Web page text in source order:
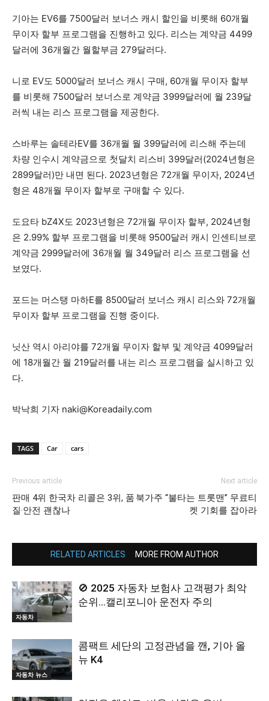
기아는 EV6를 7500달러 보너스 캐시 할인을 비롯해 60개월
무이자 할부 프로그램을 진행하고 있다. 리스는 계약금 4499
달러에 36개월간 월할부금 279달러다.
니로 EV도 5000달러 보너스 캐시 구매, 60개월 무이자 할부
를 비롯해 7500달러 보너스로 계약금 3999달러에 월 239달
러씩 내는 리스 프로그램을 제공한다.
스바루는 솔테라EV를 36개월 월 399달러에 리스해 주는데
차량 인수시 계약금으로 첫달치 리스비 399달러(2024년형은
2899달러)만 내면 된다. 2023년형은 72개월 무이자, 2024년
형은 48개월 무이자 할부로 구매할 수 있다.
도요타 bZ4X도 2023년형은 72개월 무이자 할부, 2024년형
은 2.99% 할부 프로그램을 비롯해 9500달러 캐시 인센티브로
계약금 2999달러에 36개월 월 349달러 리스 프로그램을 선
보였다.
포드는 머스탱 마하E를 8500달러 보너스 캐시 리스와 72개월
무이자 할부 프로그램을 진행 중이다.
닛산 역시 아리야를 72개월 무이자 할부 및 계약금 4099달러
에 18개월간 월 219달러를 내는 리스 프로그램을 실시하고 있
다.
박낙희 기자 naki@Koreadaily.com
TAGS Car cars
Previous article
판매 4위 한국차 리콜은 3위, 품
질·안전 괜찮나
Next article
북가주 “불타는 트롯맨” 무료티
켓 기회를 잡아라
RELATED ARTICLES MORE FROM AUTHOR
자동차
🚫 2025 자동차 보험사 고객평가 최악
순위…캘리포니아 운전자 주의
자동차 뉴스
콤팩트 세단의 고정관념을 깬, 기아 올
뉴 K4